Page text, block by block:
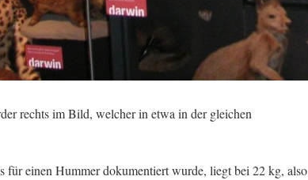
rechts im Bild, welcher in etwa in der gleichen
für einen Hummer dokumentiert wurde, liegt bei 22 kg, also